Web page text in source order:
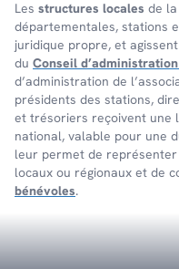
Les structures locales de la
départementales, stations
juridique propre, et
du Conseil
d’administration de
présidents des stations,
et trésoriers reçoivent une
national, valable pour une
leur permet de représenter
locaux ou régionaux et de
bénévoles.